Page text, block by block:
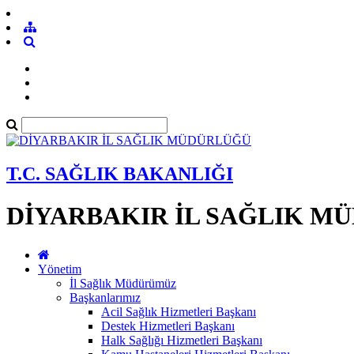
T.C. SAĞLIK BAKANLIĞI
DİYARBAKIR İL SAĞLIK
Yönetim
İl Sağlık Müdürümüz
Başkanlarımız
Acil Sağlık Hizmetleri Başkanı
Destek Hizmetleri Başkanı
Halk Sağlığı Hizmetleri Başkanı